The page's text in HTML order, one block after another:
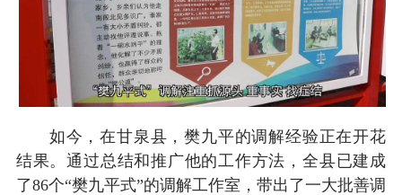
如今，在甘泉县，樊九平的调解经验正在开花
结果。通过总结和推广他的工作方法，全县已建成
了86个“樊九平式”的调解工作室，带出了一大批善调